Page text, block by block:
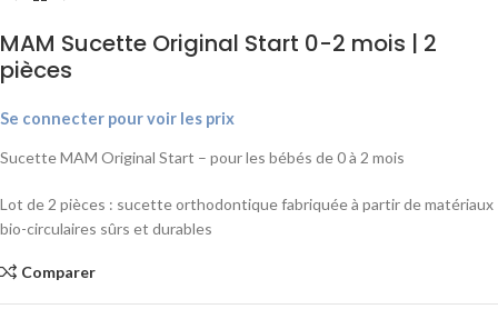
MAM Sucette Original Start 0-2 mois | 2
pièces
Se connecter pour voir les prix
Sucette MAM Original Start – pour les bébés de 0 à 2 mois
Lot de 2 pièces : sucette orthodontique fabriquée à partir de matériaux
bio-circulaires sûrs et durables
Comparer